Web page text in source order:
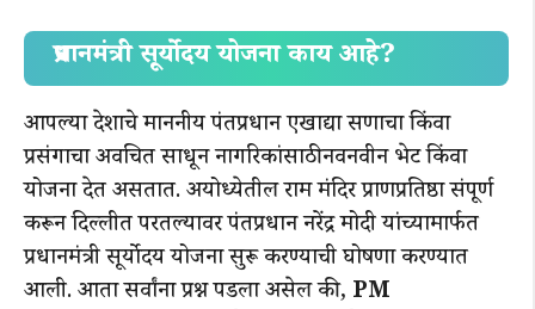
प्रधानमंत्री सूर्योदय योजना काय आहे?
आपल्या देशाचे माननीय पंतप्रधान एखाद्या सणाचा किंवा
प्रसंगाचा अवचित साधून नागरिकांसाठी नवनवीन भेट किंवा
योजना देत असतात. अयोध्येतील राम मंदिर प्राणप्रतिष्ठा संपूर्ण
करून दिल्लीत परतल्यावर पंतप्रधान नरेंद्र मोदी यांच्यामार्फत
प्रधानमंत्री सूर्योदय योजना सुरू करण्याची घोषणा करण्यात
आली. आता सर्वांना प्रश्न पडला असेल की, PM